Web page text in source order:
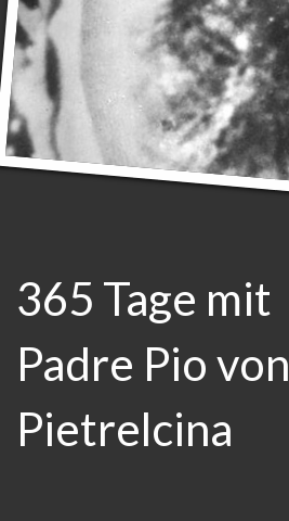
365 Tage mit
Padre Pio von
Pietrelcina